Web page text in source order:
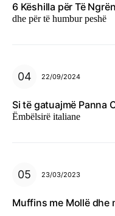
6 Këshilla për Të
dhe për të humbur peshë
22/09/2024
Si të gatuajmë Panna
Ëmbëlsirë italiane
23/03/2023
Muffins me Mollë dhe